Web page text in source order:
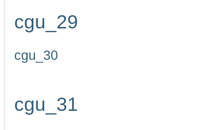
cgu_29
cgu_30
cgu_31